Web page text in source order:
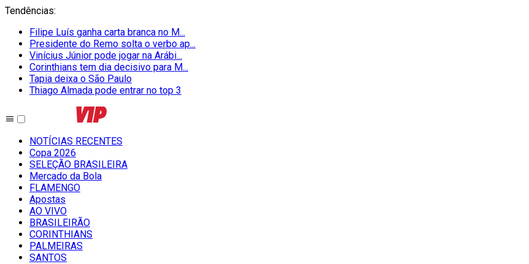
Tendências:
Filipe Luís ganha carta branca no M...
Presidente do Remo solta o verbo ap...
Vinícius Júnior pode jogar na Arábi...
Corinthians tem dia decisivo para M...
Tapia deixa o São Paulo
Thiago Almada pode entrar no top 3
NOTÍCIAS RECENTES
Copa 2026
SELEÇÃO BRASILEIRA
Mercado da Bola
FLAMENGO
Apostas
AO VIVO
BRASILEIRÃO
CORINTHIANS
PALMEIRAS
SANTOS